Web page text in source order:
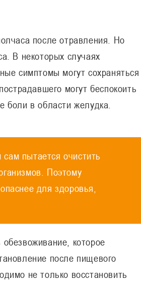
после отравления. Но
В некоторых случаях
симптомы могут сохраняться
могут беспокоить
боли в области желудка.
пытается очистить
Поэтому
для здоровья,
которое
после пищевого
не только восстановить